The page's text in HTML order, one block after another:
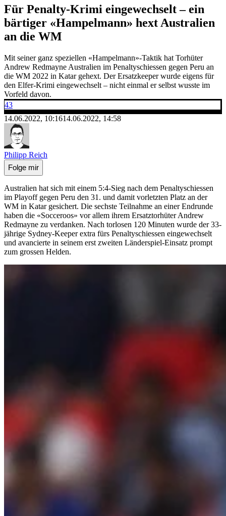
Für Penalty-Krimi eingewechselt – ein
bärtiger «Hampelmann» hext Australien
an die WM
Mit seiner ganz speziellen «Hampelmann»-Taktik hat Torhüter
Andrew Redmayne Australien im Penaltyschiessen gegen Peru an
die WM 2022 in Katar gehext. Der Ersatzkeeper wurde eigens für
den Elfer-Krimi eingewechselt – nicht einmal er selbst wusste im
Vorfeld davon.
43
14.06.2022, 10:1614.06.2022, 14:58
Philipp Reich
Folge mir
Australien hat sich mit einem 5:4-Sieg nach dem Penaltyschiessen
im Playoff gegen Peru den 31. und damit vorletzten Platz an der
WM in Katar gesichert. Die sechste Teilnahme an einer Endrunde
haben die «Socceroos» vor allem ihrem Ersatztorhüter Andrew
Redmayne zu verdanken. Nach torlosen 120 Minuten wurde der 33-
jährige Sydney-Keeper extra fürs Penaltyschiessen eingewechselt
und avancierte in seinem erst zweiten Länderspiel-Einsatz prompt
zum grossen Helden.